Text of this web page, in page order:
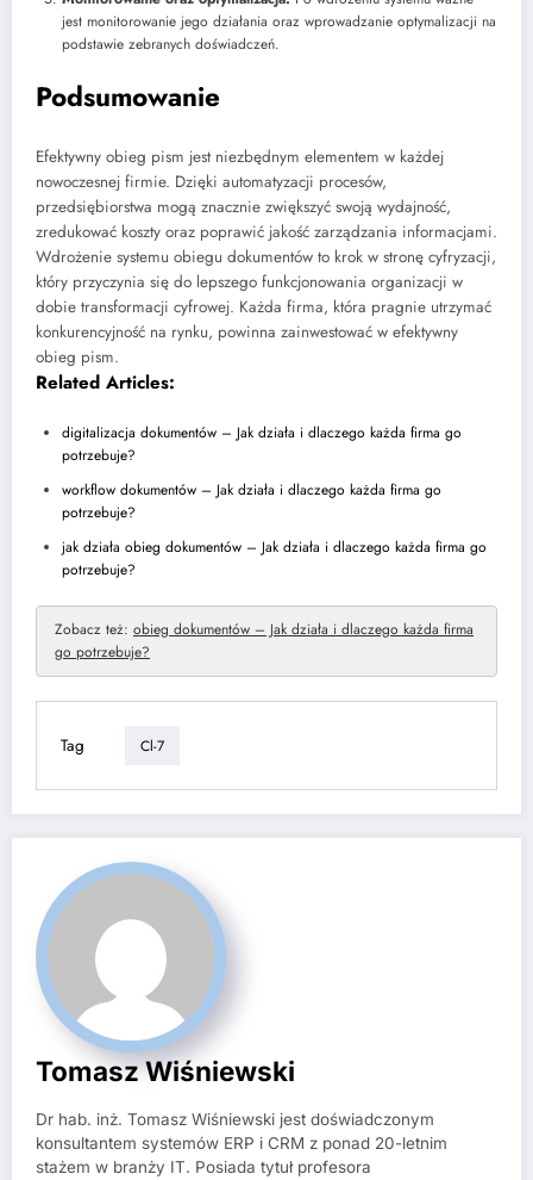
jest monitorowanie jego działania oraz wprowadzanie optymalizacji na
podstawie zebranych doświadczeń.
Podsumowanie
Efektywny obieg pism jest niezbędnym elementem w każdej
nowoczesnej firmie. Dzięki automatyzacji procesów,
przedsiębiorstwa mogą znacznie zwiększyć swoją wydajność,
zredukować koszty oraz poprawić jakość zarządzania informacjami.
Wdrożenie systemu obiegu dokumentów to krok w stronę cyfryzacji,
który przyczynia się do lepszego funkcjonowania organizacji w
dobie transformacji cyfrowej. Każda firma, która pragnie utrzymać
konkurencyjność na rynku, powinna zainwestować w efektywny
obieg pism.
Related Articles:
digitalizacja dokumentów – Jak działa i dlaczego każda firma go
potrzebuje?
workflow dokumentów – Jak działa i dlaczego każda firma go
potrzebuje?
jak działa obieg dokumentów – Jak działa i dlaczego każda firma go
potrzebuje?
Zobacz też: obieg dokumentów – Jak działa i dlaczego każda firma
go potrzebuje?
Tag Cl-7
Tomasz Wiśniewski
Dr hab. inż. Tomasz Wiśniewski jest doświadczonym
konsultantem systemów ERP i CRM z ponad 20-letnim
stażem w branży IT. Posiada tytuł profesora